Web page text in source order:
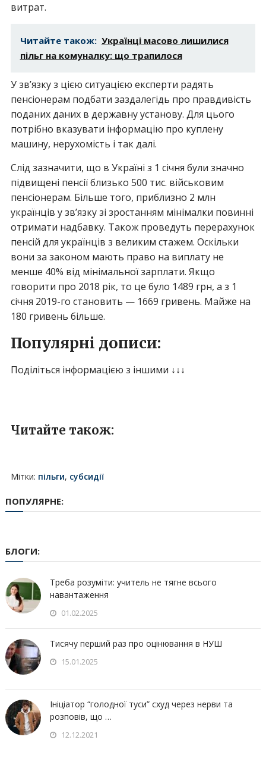
витрат.
Читайте також: Українці масово лишилися
пільг на комуналку: що трапилося
У зв’язку з цією ситуацією експерти радять
пенсіонерам подбати заздалегідь про правдивість
поданих даних в державну установу. Для цього
потрібно вказувати інформацію про куплену
машину, нерухомість і так далі.
Слід зазначити, що в Україні з 1 січня були значно
підвищені пенсії близько 500 тис. військовим
пенсіонерам. Більше того, приблизно 2 млн
українців у зв’язку зі зростанням мінімалки повинні
отримати надбавку. Також проведуть перерахунок
пенсій для українців з великим стажем. Оскільки
вони за законом мають право на виплату не
менше 40% від мінімальної зарплати. Якщо
говорити про 2018 рік, то це було 1489 грн, а з 1
січня 2019-го становить — 1669 гривень. Майже на
180 гривень більше.
Популярні дописи:
Поділіться інформацією з іншими ↓↓↓
Читайте також:
Мітки: пільги, субсидії
ПОПУЛЯРНЕ:
БЛОГИ:
Треба розуміти: учитель не тягне всього
навантаження
01.02.2025
Тисячу перший раз про оцінювання в НУШ
15.01.2025
Ініціатор “голодної туси” схуд через нерви та
розповів, що …
12.12.2021